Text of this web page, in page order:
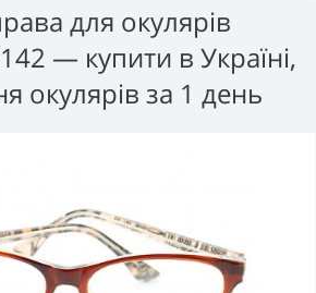
для окулярів
— купити в Україні,
окулярів за 1 день